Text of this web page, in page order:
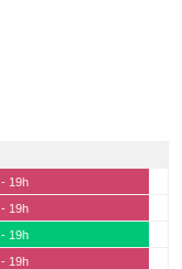
- 19h
- 19h
- 19h
- 19h